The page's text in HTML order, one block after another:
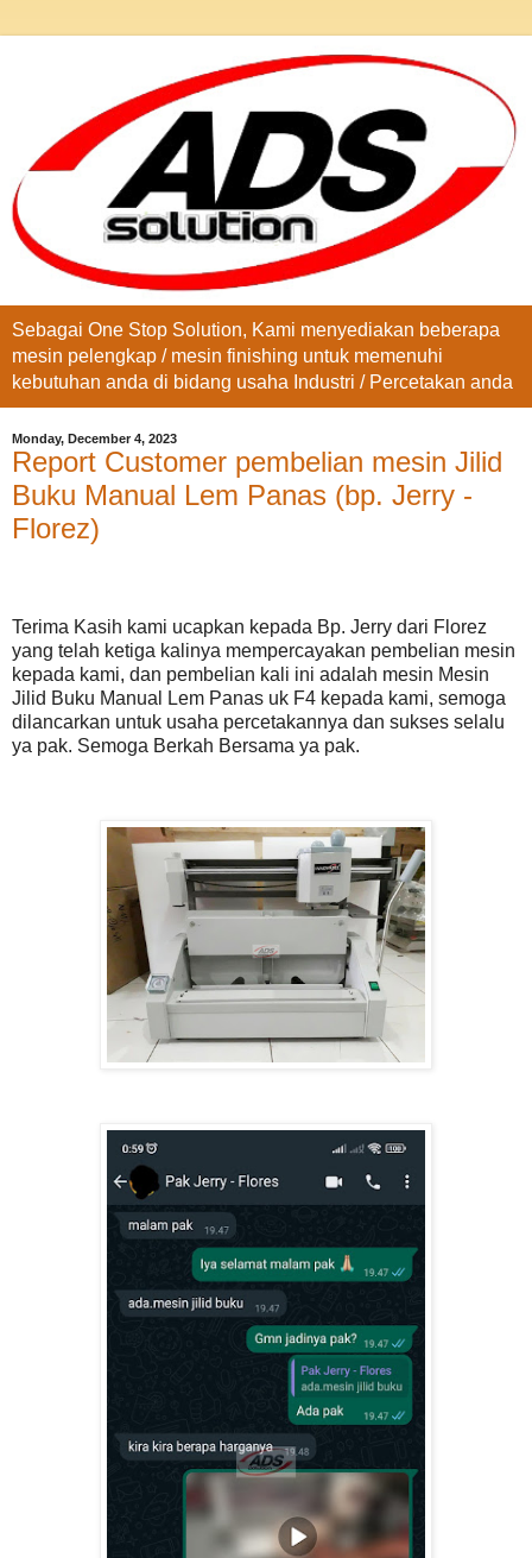
Sebagai One Stop Solution, Kami menyediakan beberapa
mesin pelengkap / mesin finishing untuk memenuhi
kebutuhan anda di bidang usaha Industri / Percetakan anda
Monday, December 4, 2023
Report Customer pembelian mesin Jilid
Buku Manual Lem Panas (bp. Jerry -
Florez)
Terima Kasih kami ucapkan kepada Bp. Jerry dari Florez
yang telah ketiga kalinya mempercayakan pembelian mesin
kepada kami, dan pembelian kali ini adalah mesin Mesin
Jilid Buku Manual Lem Panas uk F4 kepada kami, semoga
dilancarkan untuk usaha percetakannya dan sukses selalu
ya pak. Semoga Berkah Bersama ya pak.